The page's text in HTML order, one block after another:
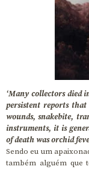
‘Many collectors died
persistent reports
wounds, snakebite,
instruments, it is
of death was orchid
Sendo eu um
também alguém que